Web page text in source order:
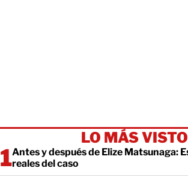
LO MÁS VISTO
Antes y después de Elize Matsunaga:
reales del caso